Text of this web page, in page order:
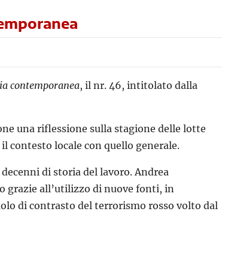
contemporanea, il nr. 46, intitolato dalla
una riflessione sulla stagione delle lotte
contesto locale con quello generale.
di storia del lavoro. Andrea
grazie all’utilizzo di nuove fonti, in
di contrasto del terrorismo rosso volto dal